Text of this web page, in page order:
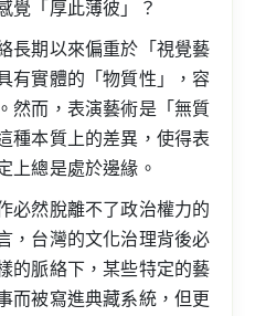
覺「厚此薄彼」？
長期以來偏重於「視覺藝
有實體的「物質性」，容
然而，表演藝術是「無質
種本質上的差異，使得表
上總是處於邊緣。
必然脫離不了政治權力的
，台灣的文化治理背後必
的脈絡下，某些特定的藝
而被寫進典藏系統，但更